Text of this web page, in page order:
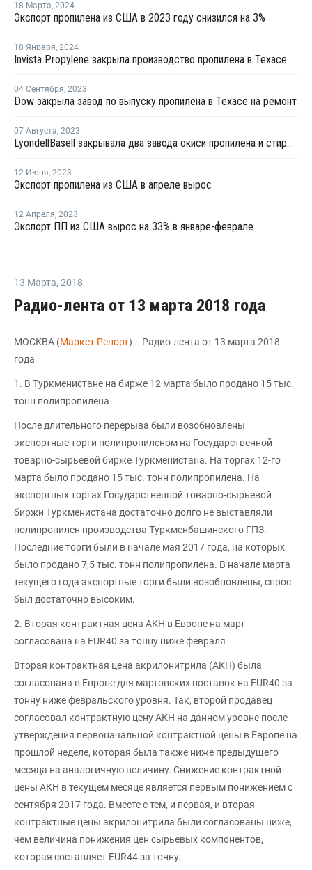
18 Марта, 2024
Экспорт пропилена из США в 2023 году снизился на 3%
18 Января, 2024
Invista Propylene закрыла производство пропилена в Техасе
04 Сентября, 2023
Dow закрыла завод по выпуску пропилена в Техасе на ремонт
07 Августа, 2023
LyondellBasell закрывала два завода окиси пропилена и стирола в США и Европе на ремонт в июле-августе
12 Июня, 2023
Экспорт пропилена из США в апреле вырос
12 Апреля, 2023
Экспорт ПП из США вырос на 33% в январе-феврале
13 Марта, 2018
Радио-лента от 13 марта 2018 года
МОСКВА (Маркет Репорт) -- Радио-лента от 13 марта 2018
года
1. В Туркменистане на бирже 12 марта было продано 15 тыс.
тонн полипропилена
После длительного перерыва были возобновлены
экспортные торги полипропиленом на Государственной
товарно-сырьевой бирже Туркменистана. На торгах 12-го
марта было продано 15 тыс. тонн полипропилена. На
экспортных торгах Государственной товарно-сырьевой
биржи Туркменистана достаточно долго не выставляли
полипропилен производства Туркменбашинского ГПЗ.
Последние торги были в начале мая 2017 года, на которых
было продано 7,5 тыс. тонн полипропилена. В начале марта
текущего года экспортные торги были возобновлены, спрос
был достаточно высоким.
2. Вторая контрактная цена АКН в Европе на март
согласована на EUR40 за тонну ниже февраля
Вторая контрактная цена акрилонитрила (АКН) была
согласована в Европе для мартовских поставок на EUR40 за
тонну ниже февральского уровня. Так, второй продавец
согласовал контрактную цену АКН на данном уровне после
утверждения первоначальной контрактной цены в Европе на
прошлой неделе, которая была также ниже предыдущего
месяца на аналогичную величину. Снижение контрактной
цены АКН в текущем месяце является первым понижением с
сентября 2017 года. Вместе с тем, и первая, и вторая
контрактные цены акрилонитрила были согласованы ниже,
чем величина понижения цен сырьевых компонентов,
которая составляет EUR44 за тонну.